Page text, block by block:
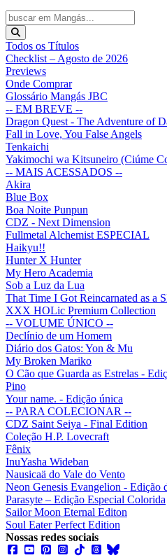
Todos os Títulos
Checklist – Agosto de 2026
Previews
Onde Comprar
Glossário Mangás JBC
-- EM BREVE --
Dragon Quest - The Adventure of
Fall in Love, You False Angels
Tenkaichi
Yakimochi wa Kitsuneiro (Ciúme
-- MAIS ACESSADOS --
Akira
Blue Box
Boa Noite Punpun
CDZ - Next Dimension
Fullmetal Alchemist ESPECIAL
Haikyu!!
Hunter X Hunter
My Hero Academia
Sob a Luz da Lua
That Time I Got Reincarnated as a
XXX HOLic Premium Collection
-- VOLUME ÚNICO --
Declínio de um Homem
Diário dos Gatos: Yon & Mu
My Broken Mariko
O Cão que Guarda as Estrelas -
Pino
Your name. - Edição única
-- PARA COLECIONAR --
CDZ Saint Seiya - Final Edition
Coleção H.P. Lovecraft
Fênix
InuYasha Wideban
Nausicaä do Vale do Vento
Neon Genesis Evangelion - Edição
Parasyte – Edição Especial Colorida
Sailor Moon Eternal Editon
Soul Eater Perfect Edition
Nossas redes sociais